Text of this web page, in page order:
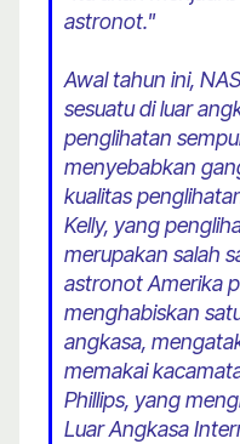
astronot."
Awal tahun ini,
sesuatu di luar
penglihatan
menyebabkan
kualitas
Kelly, yang
merupakan salah
astronot Amerika
menghabiskan
angkasa,
memakai
Phillips, yang
Luar Angkasa